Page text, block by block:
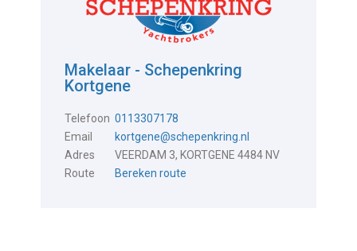
Makelaar - Schepenkring
Kortgene
Telefoon 0113307178
Email
kortgene@schepenkring.nl
Adres
VEERDAM 3, KORTGENE 4484 NV
Route
Bereken route